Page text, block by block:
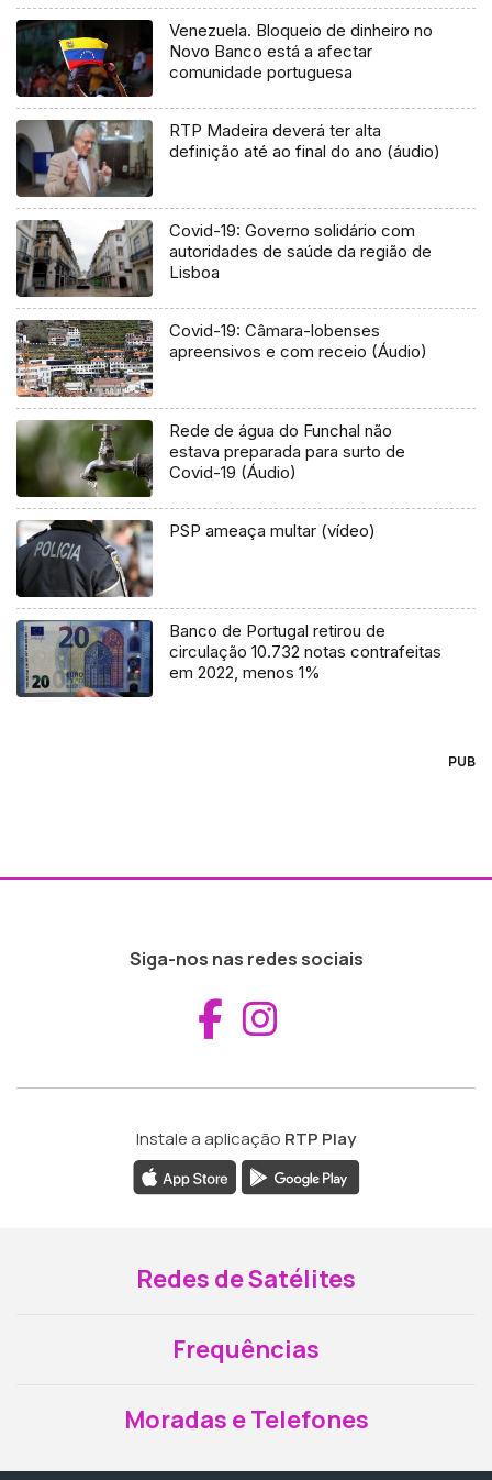
Venezuela. Bloqueio de dinheiro no
Novo Banco está a afectar
comunidade portuguesa
RTP Madeira deverá ter alta
definição até ao final do ano (áudio)
Covid-19: Governo solidário com
autoridades de saúde da região de
Lisboa
Covid-19: Câmara-lobenses
apreensivos e com receio (Áudio)
Rede de água do Funchal não
estava preparada para surto de
Covid-19 (Áudio)
PSP ameaça multar (vídeo)
Banco de Portugal retirou de
circulação 10.732 notas contrafeitas
em 2022, menos 1%
PUB
Siga-nos nas redes sociais
Aceder ao
Instale a aplicação RTP Play
Redes de Satélites
Frequências
Moradas e Telefones